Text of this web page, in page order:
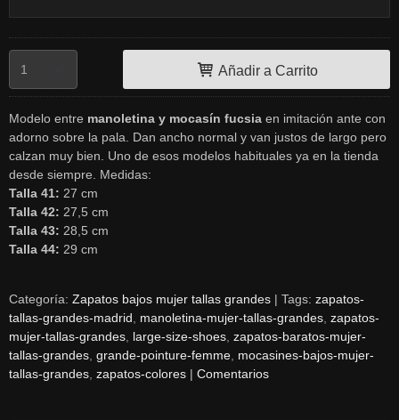
Añadir a Carrito
Modelo entre manoletina y mocasín fucsia en imitación ante con
adorno sobre la pala. Dan ancho normal y van justos de largo pero
calzan muy bien. Uno de esos modelos habituales ya en la tienda
desde siempre. Medidas:
Talla 41: 27 cm
Talla 42: 27,5 cm
Talla 43: 28,5 cm
Talla 44: 29 cm
Categoría: Zapatos bajos mujer tallas grandes | Tags: zapatos-
tallas-grandes-madrid
manoletina-mujer-tallas-grandes zapatos-
mujer-tallas-grandes large-size-shoes zapatos-baratos-mujer-
tallas-grandes grande-pointure-femme mocasines-bajos-mujer-
tallas-grandes zapatos-colores | Comentarios